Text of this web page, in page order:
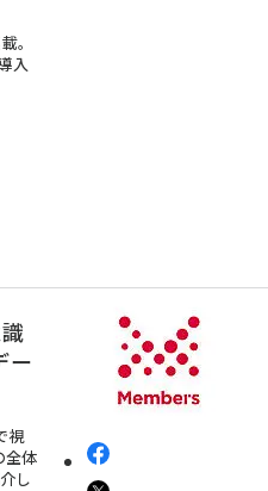
。
入
ー
視
全体
し